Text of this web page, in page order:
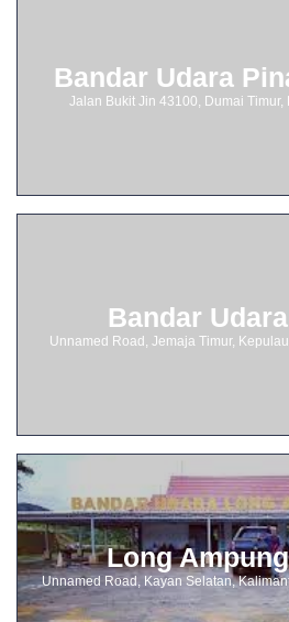
Bandar Udara
Jalan Bukit Jin 43100, Dumai
Bandar
Unnamed Road, Jemaja Timur,
Long
Unnamed Road, Kayan Selatan,